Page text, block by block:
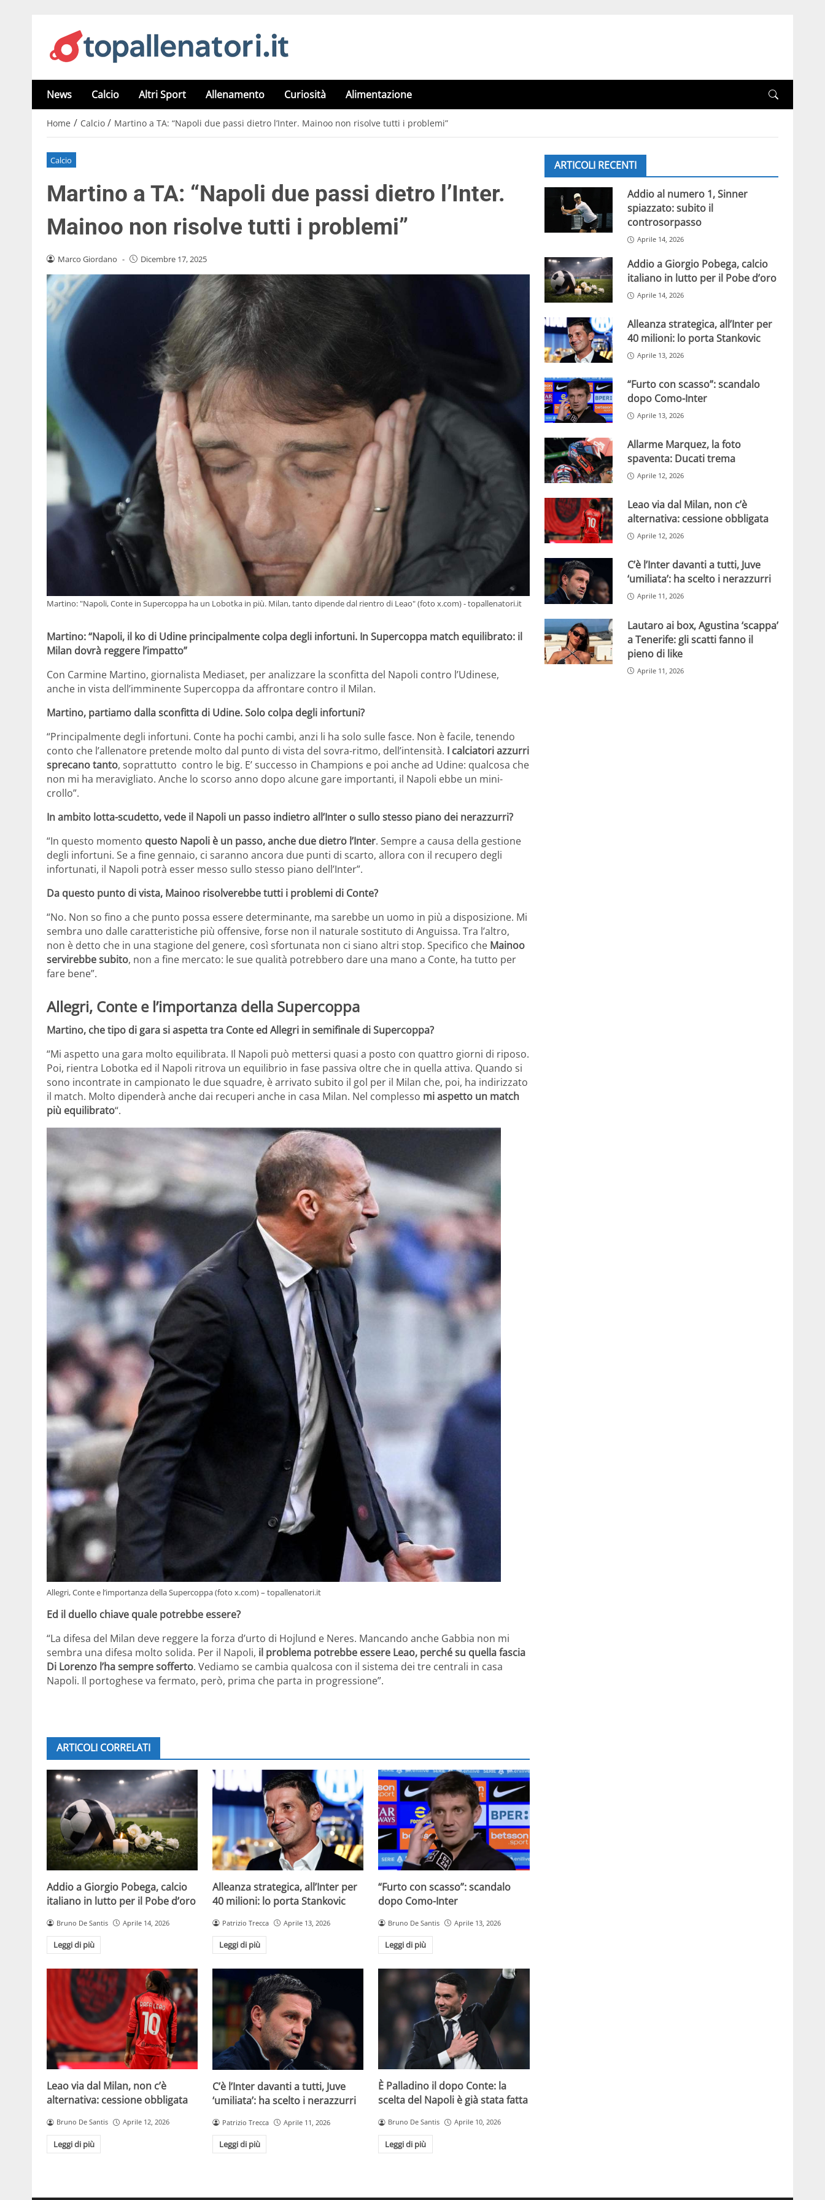
News Calcio Altri Sport Allenamento Curiosità Alimentazione
Home / Calcio / Martino a TA: “Napoli due passi dietro l’Inter. Mainoo non risolve tutti i problemi”
Calcio
Martino a TA: “Napoli due passi dietro l’Inter.
Mainoo non risolve tutti i problemi”
Marco Giordano - Dicembre 17, 2025
Martino: "Napoli, Conte in Supercoppa ha un Lobotka in più. Milan, tanto dipende dal rientro di Leao" (foto x.com) - topallenatori.it
Martino: “Napoli, il ko di Udine principalmente colpa degli infortuni. In Supercoppa match equilibrato: il
Milan dovrà reggere l’impatto”
Con Carmine Martino, giornalista Mediaset, per analizzare la sconfitta del Napoli contro l’Udinese,
anche in vista dell’imminente Supercoppa da affrontare contro il Milan.
Martino, partiamo dalla sconfitta di Udine. Solo colpa degli infortuni?
“Principalmente degli infortuni. Conte ha pochi cambi, anzi li ha solo sulle fasce. Non è facile, tenendo
conto che l’allenatore pretende molto dal punto di vista del sovra-ritmo, dell’intensità. I calciatori azzurri
sprecano tanto, soprattutto contro le big. E’ successo in Champions e poi anche ad Udine: qualcosa che
non mi ha meravigliato. Anche lo scorso anno dopo alcune gare importanti, il Napoli ebbe un mini-
crollo”.
In ambito lotta-scudetto, vede il Napoli un passo indietro all’Inter o sullo stesso piano dei nerazzurri?
“In questo momento questo Napoli è un passo, anche due dietro l’Inter. Sempre a causa della gestione
degli infortuni. Se a fine gennaio, ci saranno ancora due punti di scarto, allora con il recupero degli
infortunati, il Napoli potrà esser messo sullo stesso piano dell’Inter”.
Da questo punto di vista, Mainoo risolverebbe tutti i problemi di Conte?
“No. Non so fino a che punto possa essere determinante, ma sarebbe un uomo in più a disposizione. Mi
sembra uno dalle caratteristiche più offensive, forse non il naturale sostituto di Anguissa. Tra l’altro,
non è detto che in una stagione del genere, così sfortunata non ci siano altri stop. Specifico che Mainoo
servirebbe subito, non a fine mercato: le sue qualità potrebbero dare una mano a Conte, ha tutto per
fare bene”.
Allegri, Conte e l’importanza della Supercoppa
Martino, che tipo di gara si aspetta tra Conte ed Allegri in semifinale di Supercoppa?
“Mi aspetto una gara molto equilibrata. Il Napoli può mettersi quasi a posto con quattro giorni di riposo.
Poi, rientra Lobotka ed il Napoli ritrova un equilibrio in fase passiva oltre che in quella attiva. Quando si
sono incontrate in campionato le due squadre, è arrivato subito il gol per il Milan che, poi, ha indirizzato
il match. Molto dipenderà anche dai recuperi anche in casa Milan. Nel complesso mi aspetto un match
più equilibrato“.
Allegri, Conte e l’importanza della Supercoppa (foto x.com) – topallenatori.it
Ed il duello chiave quale potrebbe essere?
“La difesa del Milan deve reggere la forza d’urto di Hojlund e Neres. Mancando anche Gabbia non mi
sembra una difesa molto solida. Per il Napoli, il problema potrebbe essere Leao, perché su quella fascia
Di Lorenzo l’ha sempre sofferto. Vediamo se cambia qualcosa con il sistema dei tre centrali in casa
Napoli. Il portoghese va fermato, però, prima che parta in progressione”.
ARTICOLI CORRELATI
Addio a Giorgio Pobega, calcio
italiano in lutto per il Pobe d’oro
Bruno De Santis Aprile 14, 2026
Leggi di più
Alleanza strategica, all’Inter per
40 milioni: lo porta Stankovic
Patrizio Trecca Aprile 13, 2026
Leggi di più
“Furto con scasso”: scandalo
dopo Como-Inter
Bruno De Santis Aprile 13, 2026
Leggi di più
Leao via dal Milan, non c’è
alternativa: cessione obbligata
Bruno De Santis Aprile 12, 2026
Leggi di più
C’è l’Inter davanti a tutti, Juve
‘umiliata’: ha scelto i nerazzurri
Patrizio Trecca Aprile 11, 2026
Leggi di più
È Palladino il dopo Conte: la
scelta del Napoli è già stata fatta
Bruno De Santis Aprile 10, 2026
Leggi di più
ARTICOLI RECENTI
Addio al numero 1, Sinner
spiazzato: subito il
controsorpasso
Aprile 14, 2026
Addio a Giorgio Pobega, calcio
italiano in lutto per il Pobe d’oro
Aprile 14, 2026
Alleanza strategica, all’Inter per
40 milioni: lo porta Stankovic
Aprile 13, 2026
“Furto con scasso”: scandalo
dopo Como-Inter
Aprile 13, 2026
Allarme Marquez, la foto
spaventa: Ducati trema
Aprile 12, 2026
Leao via dal Milan, non c’è
alternativa: cessione obbligata
Aprile 12, 2026
C’è l’Inter davanti a tutti, Juve
‘umiliata’: ha scelto i nerazzurri
Aprile 11, 2026
Lautaro ai box, Agustina ‘scappa’
a Tenerife: gli scatti fanno il
pieno di like
Aprile 11, 2026